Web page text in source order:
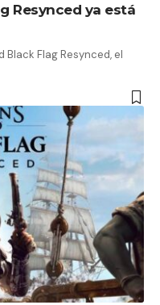
Resynced ya está
Black Flag Resynced, el